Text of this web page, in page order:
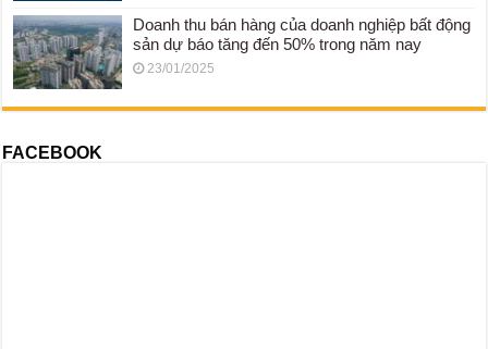
Doanh thu bán hàng của doanh nghiệp bất động
sản dự báo tăng đến 50% trong năm nay
23/01/2025
FACEBOOK